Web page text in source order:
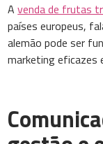
Avenda de frutas
países europeus,
alemão pode ser
marketing eficazes